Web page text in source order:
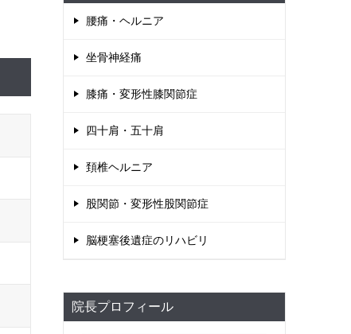
腰痛・ヘルニア
坐骨神経痛
膝痛・変形性膝関節症
四十肩・五十肩
頚椎ヘルニア
股関節・変形性股関節症
脳梗塞後遺症のリハビリ
院長プロフィール